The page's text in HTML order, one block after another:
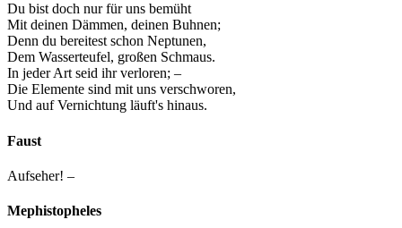
Du bist doch nur für uns bemüht
Mit deinen Dämmen, deinen Buhnen;
Denn du bereitest schon Neptunen,
Dem Wasserteufel, großen Schmaus.
In jeder Art seid ihr verloren; –
Die Elemente sind mit uns verschworen,
Und auf Vernichtung läuft's hinaus.
Faust
Aufseher! –
Mephistopheles